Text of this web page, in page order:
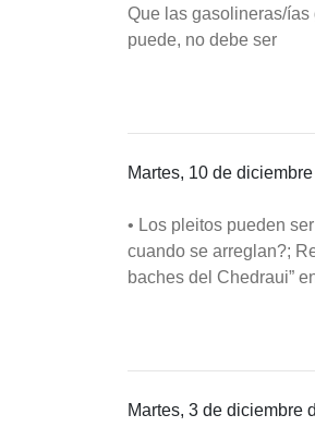
Que las gasolineras/
puede, no debe ser
Martes, 10 de
• Los pleitos pueden
cuando se arreglan?;
baches del Chedraui”
Martes, 3 de diciembre